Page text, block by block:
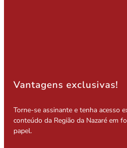
Vantagens exclusivas!
Torne-se assinante e tenha acesso
conteúdo da Região da Nazaré em
papel.